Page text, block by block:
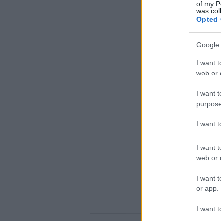
of my
was
Opted
Google
I want
web or
I want
I want
I want
web or
I want
or app.
I want